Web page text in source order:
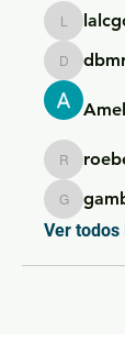
roebelkim
gamblex
Ver